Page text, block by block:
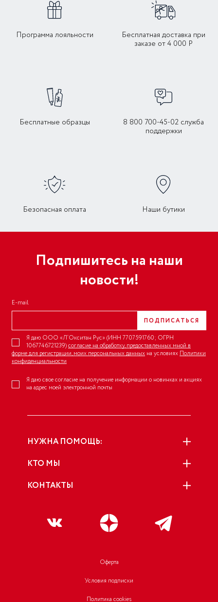
Программа лояльности
Бесплатная доставка при
заказе от 4 000 Р
Бесплатные образцы
8 800 700-45-02 служба
поддержки
Безопасная оплата Наши бутики
Подпишитесь на наши
новости!
E-mail
ПОДПИСАТЬСЯ
Я даю ООО «Л’Окситан Рус» (ИНН 7707591760; ОГРН
1067746721239)согласие на обработку, предоставленных мной в
форме для регистрации, моих персональных данных на условиях Политики
конфиденциальности
Я даю свое согласие на получение информации о новинках и акциях
на адрес моей электронной почты
НУЖНА ПОМОЩЬ:
КТО МЫ
КОНТАКТЫ
Оферта
Условия подписки
Политика cookies